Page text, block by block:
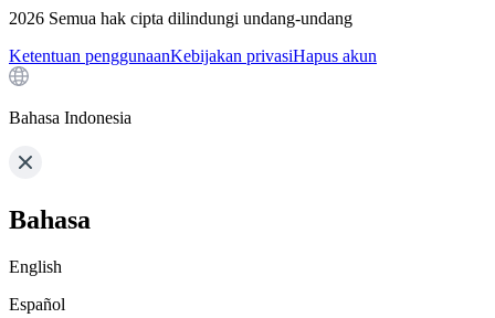
2026 Semua hak cipta dilindungi undang-undang
Ketentuan penggunaanKebijakan privasiHapus akun
Bahasa Indonesia
Bahasa
English
Español